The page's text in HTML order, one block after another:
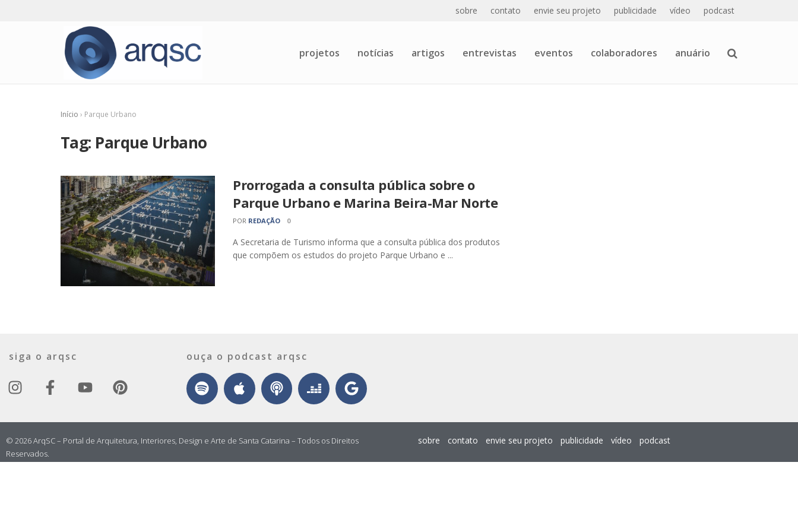
sobre contato envie seu projeto publicidade vídeo podcast
projetos notícias artigos entrevistas eventos colaboradores anuário
Início › Parque Urbano
Tag: Parque Urbano
Prorrogada a consulta pública sobre o
Parque Urbano e Marina Beira-Mar Norte
POR REDAÇÃO 0
A Secretaria de Turismo informa que a consulta pública dos produtos
que compõem os estudos do projeto Parque Urbano e ...
siga o arqsc ouça o podcast arqsc
© 2026 ArqSC – Portal de Arquitetura, Interiores, Design e Arte de Santa Catarina – Todos os Direitos
Reservados.
sobre contato envie seu projeto publicidade vídeo podcast